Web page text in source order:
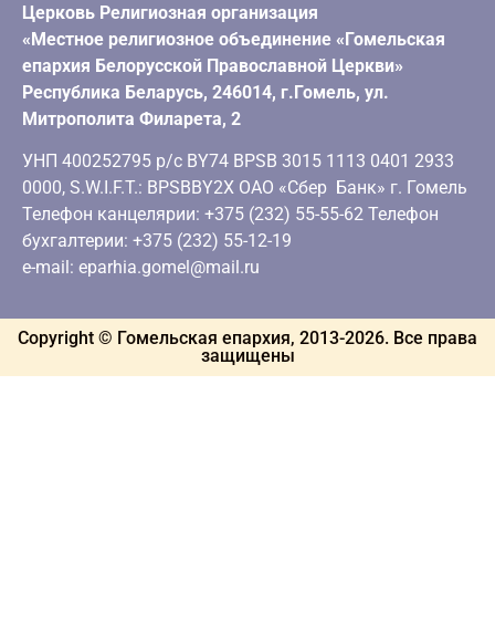
Церковь Религиозная организация
«Местное религиозное объединение «Гомельская
епархия Белорусской Православной Церкви»
Республика Беларусь, 246014, г.Гомель, ул.
Митрополита Филарета, 2
УНП 400252795 р/с BY74 BPSB 3015 1113 0401 2933
0000, S.W.I.F.T.: BPSBBY2X ОАО «Сбер Банк» г. Гомель
Телефон канцелярии: +375 (232) 55-55-62 Телефон
бухгалтерии: +375 (232) 55-12-19
e-mail: eparhia.gomel@mail.ru
Copyright © Гомельская епархия, 2013-2026. Все права
защищены